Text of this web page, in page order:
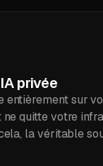
privée
entièrement sur
ne quitte votre
la véritable